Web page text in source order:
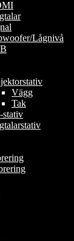
Lågnivå
Vägg
Tak
stativ